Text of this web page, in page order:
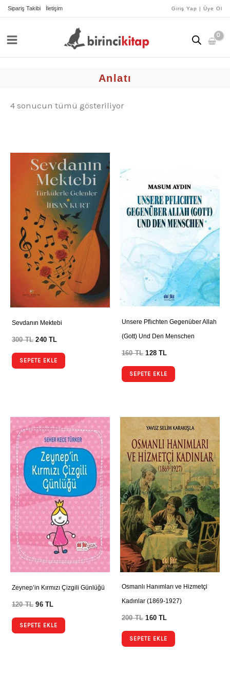
İçeriğe
Sipariş Takibi İletişim Giriş Yap | Üye Ol
Anlatı
4 sonucun tümü gösteriliyor
göre
Sevdanın Mektebi
300TL 240TL
SEPETE EKLE
Unsere Pflıchten Gegenüber Allah
(Gott) Und Den Menschen
160TL 128TL
SEPETE EKLE
Zeynep’in Kırmızı Çizgili Günlüğü
120TL 96TL
SEPETE EKLE
Osmanlı Hanımları ve Hizmetçi
Kadınlar (1869-1927)
200TL 160TL
SEPETE EKLE